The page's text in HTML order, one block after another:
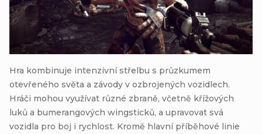
Hra kombinuje intenzivní střelbu s průzkumem
otevřeného světa a závody v ozbrojených vozidlech.
Hráči mohou využívat různé zbraně, včetně křížových
luků a bumerangových wingsticků, a upravovat svá
vozidla pro boj i rychlost. Kromě hlavní příběhové linie